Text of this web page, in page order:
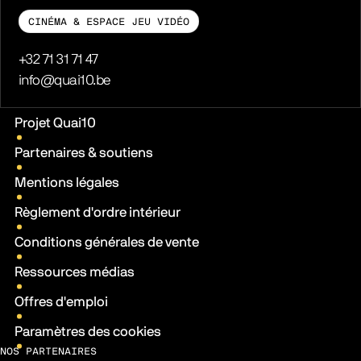
CINÉMA & ESPACE JEU VIDÉO
Téléphone
+32 71 31 71 47
E-mail
info@quai10.be
Liens pratiques
Projet Quai10
Partenaires & soutiens
Mentions légales
Règlement d'ordre intérieur
Conditions générales de vente
Ressources médias
Offres d'emploi
Paramètres des cookies
NOS PARTENAIRES